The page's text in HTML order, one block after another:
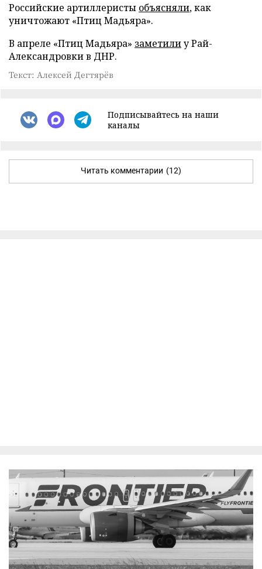
Российские артиллеристы объясняли, как
уничтожают «Птиц Мадьяра».
В апреле «Птиц Мадьяра» заметилиу Рай-
Александровки в ДНР.
Текст: Алексей Дегтярёв
Подписывайтесь на наши
каналы
Читать комментарии (12)